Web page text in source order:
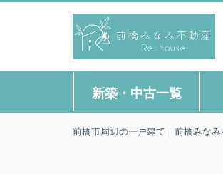
新築・中古一覧
前橋市周辺の一戸建て｜前橋みなみ